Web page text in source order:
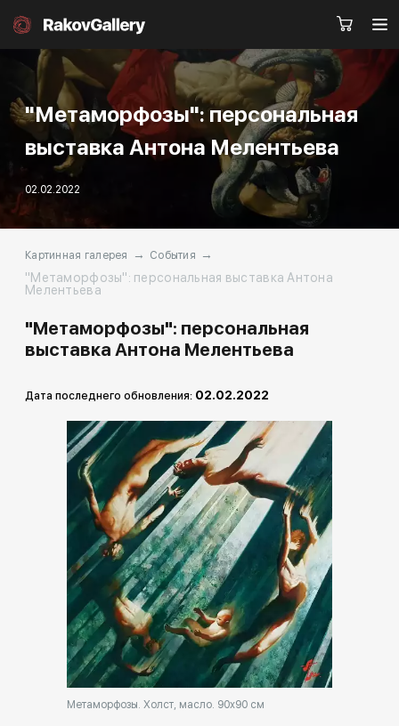
Москва
RU EN CN
Каталог Художники
События Контакты
Другие проекты
Rakov
baget
Rakov
special
Заказать звонок
"Метаморфозы": персональная
выставка Антона Мелентьева
02.02.2022
Картинная галерея → События
→
"Метаморфозы": персональная выставка Антона
Мелентьева
"Метаморфозы": персональная
выставка Антона Мелентьева
Дата последнего обновления: 02.02.2022
Метаморфозы. Холст, масло. 90х90 см